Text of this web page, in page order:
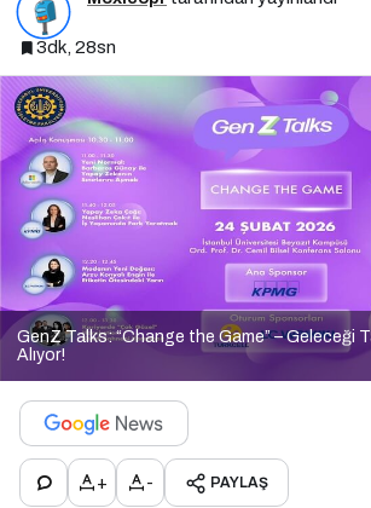
3dk, 28sn
GenZ Talks: “Change the Game” – Geleceği
Alıyor!
+ - PAYLAŞ